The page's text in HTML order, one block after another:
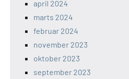
april 2024
marts 2024
februar 2024
november 2023
oktober 2023
september 2023